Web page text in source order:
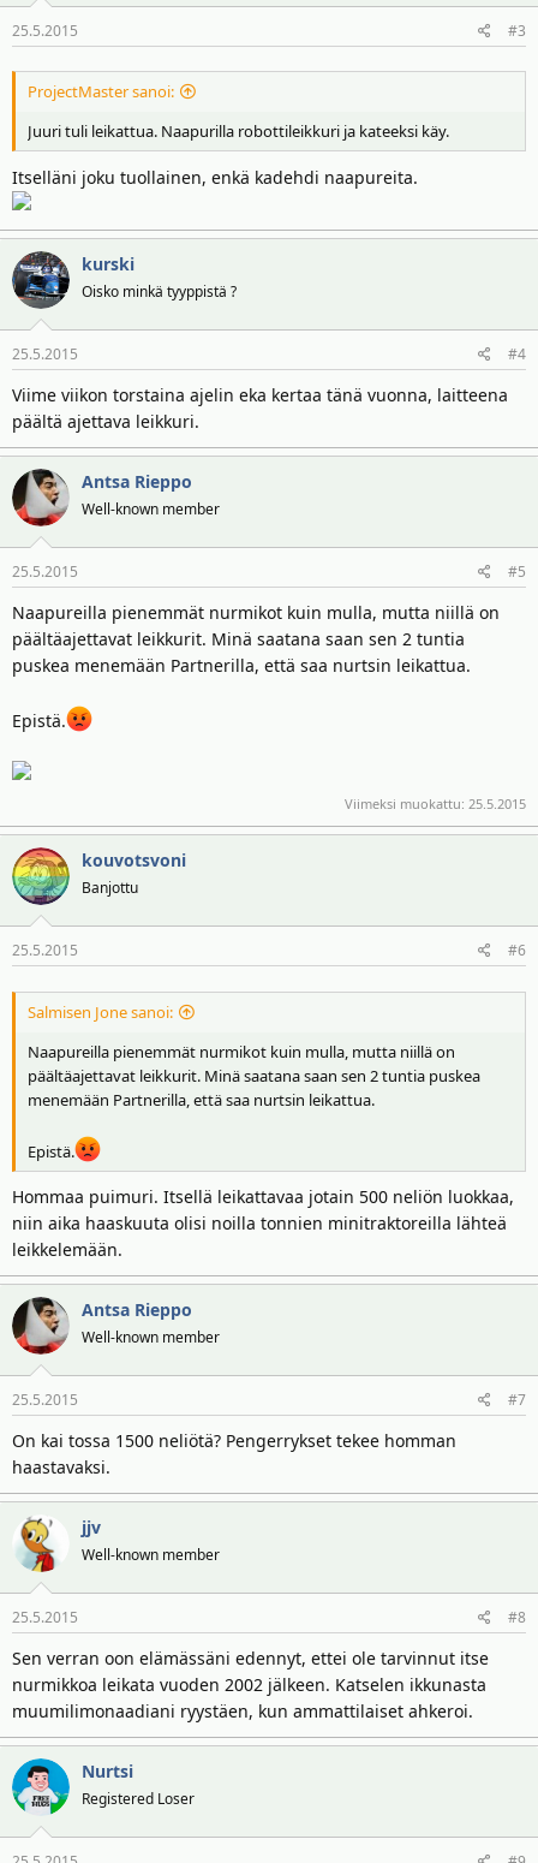
25.5.2015 #3
ProjectMaster sanoi:
Juuri tuli leikattua. Naapurilla robottileikkuri ja kateeksi käy.
Itselläni joku tuollainen, enkä kadehdi naapureita.
kurski
Oisko minkä tyyppistä ?
25.5.2015 #4
Viime viikon torstaina ajelin eka kertaa tänä vuonna, laitteena
päältä ajettava leikkuri.
Antsa Rieppo
Well-known member
25.5.2015 #5
Naapureilla pienemmät nurmikot kuin mulla, mutta niillä on
päältäajettavat leikkurit. Minä saatana saan sen 2 tuntia
puskea menemään Partnerilla, että saa nurtsin leikattua.
Epistä.
Viimeksi muokattu: 25.5.2015
kouvotsvoni
Banjottu
25.5.2015 #6
Salmisen Jone sanoi:
Naapureilla pienemmät nurmikot kuin mulla, mutta niillä on
päältäajettavat leikkurit. Minä saatana saan sen 2 tuntia puskea
menemään Partnerilla, että saa nurtsin leikattua.
Epistä.
Hommaa puimuri. Itsellä leikattavaa jotain 500 neliön luokkaa,
niin aika haaskuuta olisi noilla tonnien minitraktoreilla lähteä
leikkelemään.
Antsa Rieppo
Well-known member
25.5.2015 #7
On kai tossa 1500 neliötä? Pengerrykset tekee homman
haastavaksi.
jjv
Well-known member
25.5.2015 #8
Sen verran oon elämässäni edennyt, ettei ole tarvinnut itse
nurmikkoa leikata vuoden 2002 jälkeen. Katselen ikkunasta
muumilimonaadiani ryystäen, kun ammattilaiset ahkeroi.
Nurtsi
Registered Loser